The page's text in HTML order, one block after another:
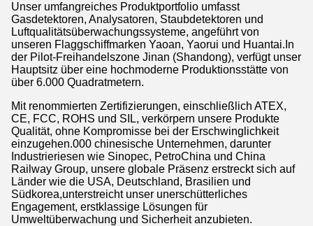
Unser umfangreiches Produktportfolio umfasst
Gasdetektoren, Analysatoren, Staubdetektoren und
Luftqualitätsüberwachungssysteme, angeführt von
unseren Flaggschiffmarken Yaoan, Yaorui und Huantai.In
der Pilot-Freihandelszone Jinan (Shandong), verfügt unser
Hauptsitz über eine hochmoderne Produktionsstätte von
über 6.000 Quadratmetern.
Mit renommierten Zertifizierungen, einschließlich ATEX,
CE, FCC, ROHS und SIL, verkörpern unsere Produkte
Qualität, ohne Kompromisse bei der Erschwinglichkeit
einzugehen.000 chinesische Unternehmen, darunter
Industrieriesen wie Sinopec, PetroChina und China
Railway Group, unsere globale Präsenz erstreckt sich auf
Länder wie die USA, Deutschland, Brasilien und
Südkorea,unterstreicht unser unerschütterliches
Engagement, erstklassige Lösungen für
Umweltüberwachung und Sicherheit anzubieten.